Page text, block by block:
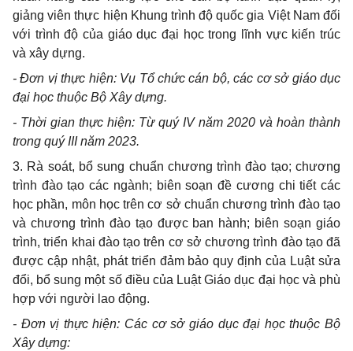
giảng viên thực hiện Khung trình độ quốc gia Việt Nam đối
với trình độ của giáo dục đại học trong lĩnh vực kiến trúc
và xây dựng.
- Đơn vị thực hiện: Vụ Tổ chức cán bộ, các cơ sở giáo dục
đại học thuộc Bộ Xây dựng.
- Thời gian thực hiện: Từ quýIV năm 2020 và hoàn thành
trong quý III năm 2023.
3. Rà soát, bổ sung chuẩn chương trình đào tạo; chương
trình đào tạo các ngành; biên soạnđề cương chi tiết các
học phần, môn học trên cơ sở chuẩn chương trình đào tạo
và chương trình đào tạo được ban hành; biên soạn giáo
trình, triển khai đào tạo trên cơ sở chương trình đào tạo đã
được cập nhật, phát triển đảm bảo quy định của Luật sửa
đổi, bổ sung một số điều của Luật Giáo dục đại học và phù
hợp với người lao động.
- Đơn vị thực hiện: Các cơ sở giáo dục đại học thuộc Bộ
Xây dựng: